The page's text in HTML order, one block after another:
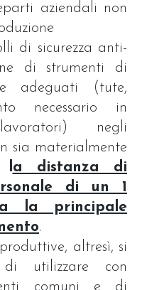
aziendali non
di sicurezza anti-
di strumenti di
adeguati (tute,
necessario in
negli
sia materialmente
la distanza di
di un 1
la principale
.
altresì, si
di utilizzare con